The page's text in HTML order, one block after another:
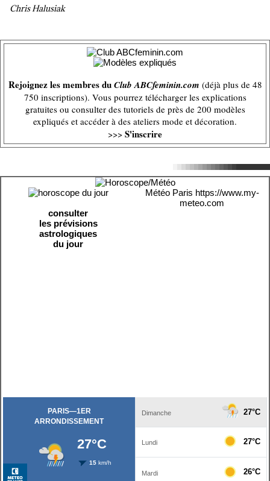
Chris Halusiak
Rejoignez les membres duClub ABCfeminin.com (déjà plus de 48
750 inscriptions). Vous pourrez télécharger les explications
gratuites ou consulter des tutoriels de près de 200 modèles
expliqués et accéder à des ateliers mode et décoration.
>>> S'inscrire
consulter
les prévisions
astrologiques
du jour
Météo Paris https://www.my-
meteo.com